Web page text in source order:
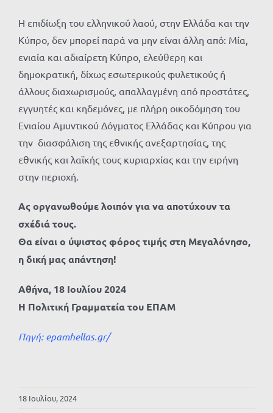
Η επιδίωξη του ελληνικού λαού, στην Ελλάδα και την
Κύπρο, δεν μπορεί παρά να μην είναι άλλη από: Μία,
ενιαία και αδιαίρετη Κύπρο, ελεύθερη και
δημοκρατική, δίχως εσωτερικούς φυλετικούς ή
άλλους διαχωρισμούς, απαλλαγμένη από προστάτες,
εγγυητές και κηδεμόνες, με πλήρη οικοδόμηση του
Ενιαίου Αμυντικού Δόγματος Ελλάδας και Κύπρου για
την διασφάλιση της εθνικής ανεξαρτησίας, της
εθνικής και λαϊκής τους κυριαρχίας και την ειρήνη
στην περιοχή.
Ας οργανωθούμε λοιπόν για να αποτύχουν τα
σχέδιά τους.
Θα είναι ο ύψιστος φόρος τιμής στη Μεγαλόνησο,
η δική μας απάντηση!
Αθήνα, 18 Ιουλίου 2024
Η Πολιτική Γραμματεία του ΕΠΑΜ
Πηγή:epamhellas.gr/
18 Ιουλίου, 2024